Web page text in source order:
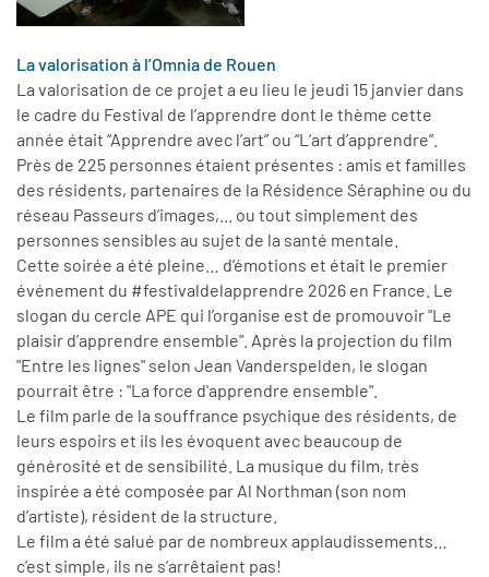
La valorisation à l’Omnia de Rouen
La valorisation de ce projet a eu lieu le jeudi 15 janvier dans
le cadre du Festival de l’apprendre dont le thème cette
année était “Apprendre avec l’art” ou “L’art d’apprendre”.
Près de 225 personnes étaient présentes : amis et familles
des résidents, partenaires de la Résidence Séraphine ou du
réseau Passeurs d’images,... ou tout simplement des
personnes sensibles au sujet de la santé mentale.
Cette soirée a été pleine… d’émotions et était le premier
événement du #festivaldelapprendre 2026 en France. Le
slogan du cercle APE qui l’organise est de promouvoir "Le
plaisir d'apprendre ensemble". Après la projection du film
"Entre les lignes" selon Jean Vanderspelden, le slogan
pourrait être : "La force d'apprendre ensemble".
Le film parle de la souffrance psychique des résidents, de
leurs espoirs et ils les évoquent avec beaucoup de
générosité et de sensibilité. La musique du film, très
inspirée a été composée par Al Northman (son nom
d’artiste), résident de la structure.
Le film a été salué par de nombreux applaudissements…
c’est simple, ils ne s’arrêtaient pas!